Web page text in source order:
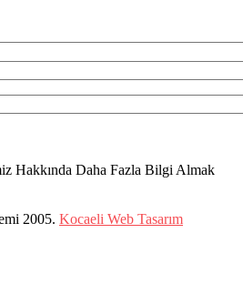
Hakkında Daha Fazla Bilgi Almak
2005. Kocaeli Web Tasarım